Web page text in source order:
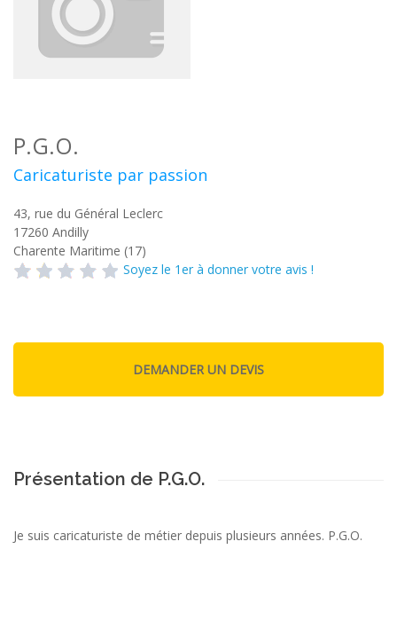
P.G.O.
Caricaturiste par passion
43, rue du Général Leclerc
17260 Andilly
Charente Maritime (17)
Soyez le 1er à donner votre avis !
Présentation de P.G.O.
Je suis caricaturiste de métier depuis plusieurs années. P.G.O.